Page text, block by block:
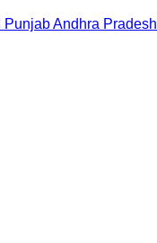
PunjabAndhra Pradesh